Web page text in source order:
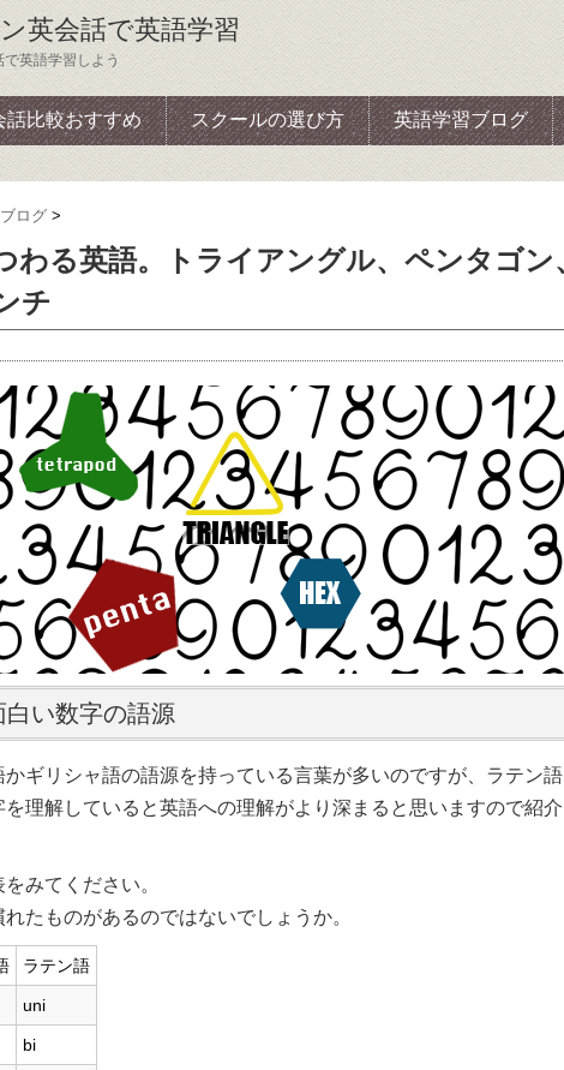
英会話で英語学習
英語学習しよう
話比較おすすめ スクールの選び方 英語学習ブログ
ログ >
わる英語。トライアングル、ペンタゴン
チ
白い数字の語源
ギリシャ語の語源を持っている言葉が多いのですが、ラテン
を理解していると英語への理解がより深まると思いますので紹介
みてください。
たものがあるのではないでしょうか。
ラテン語
uni
bi